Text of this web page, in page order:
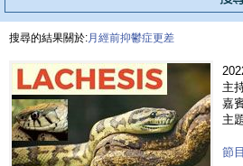
搜尋的結果關於:月經前抑鬱症更差
主
嘉
主
節